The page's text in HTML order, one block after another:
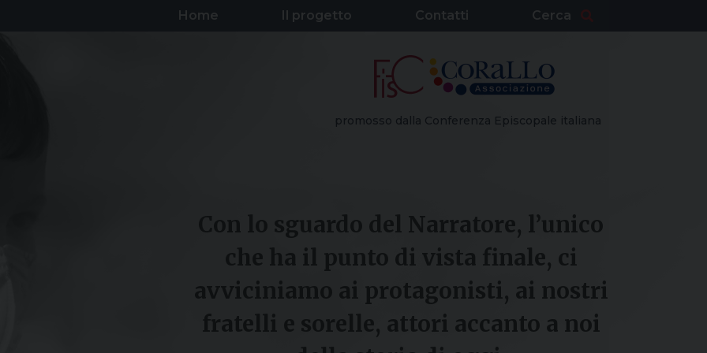
Home Il progetto Contatti Cerca
promosso dalla Conferenza Episcopale italiana
Con lo sguardo del Narratore, l’unico
che ha il punto di vista finale, ci
avviciniamo ai protagonisti, ai nostri
fratelli e sorelle, attori accanto a noi